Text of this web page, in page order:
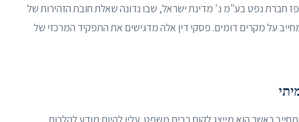
פז חברת נפט בע"מ נ' מדינת ישראל, שבו נדונה שאלת חובת הזהירות של
על מקרים דומים. פסקי דין אלה מדגישים את התפקיד המרכזי של